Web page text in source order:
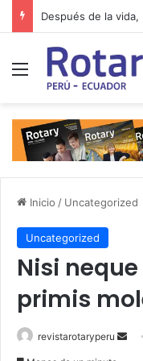
Después de la vida,
Menú
Inicio / Uncategorized
Uncategorized
Nisi
primis
revistarotaryperu